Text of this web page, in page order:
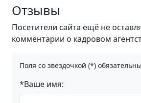
Отзывы
Посетители сайта ещё не
комментарии о кадровом
Поля со звёздочкой (*)
*Ваше имя: